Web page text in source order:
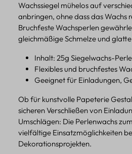
Wachssiegel mühelos auf
anbringen, ohne dass das Wachs
Bruchfeste Wachsperlen
gleichmäßige Schmelze und
Inhalt: 25g Siegelwachs-
Flexibles und bruchfestes
Geeignet für Einladungen,
Ob für kunstvolle Papeterie
sicheren Verschließen von
Umschlägen: Die Perlenwachs
vielfältige Einsatzmöglichkeiten
Dekorationsprojekten.